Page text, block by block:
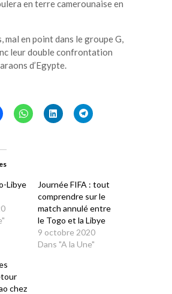
en terre camerounaise en
mal en point dans le groupe G,
leur double confrontation
d’Egypte.
Cliquez
nouvelle
Cliquez
pour
Cliquez
pour
Cliquez
pour
Libye
Journée FIFA : tout
comprendre sur le
match annulé entre
le Togo et la Libye
9 octobre 2020
Dans "A la Une"
chez